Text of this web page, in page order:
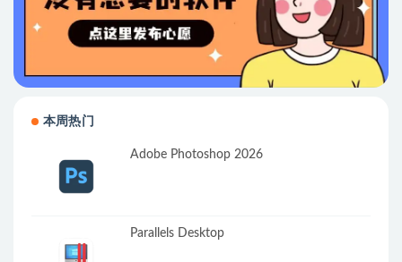
本周热门
Adobe Photoshop 2026
Parallels Desktop